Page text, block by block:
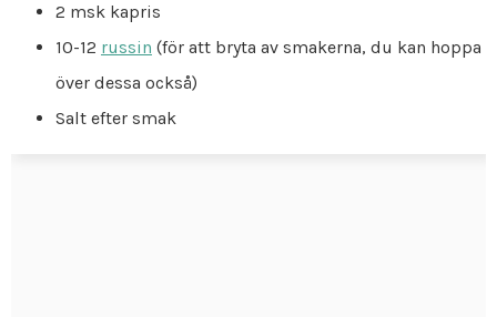
2 msk kapris
10-12 russin (för att bryta av smakerna, du kan hoppa
över dessa också)
Salt efter smak